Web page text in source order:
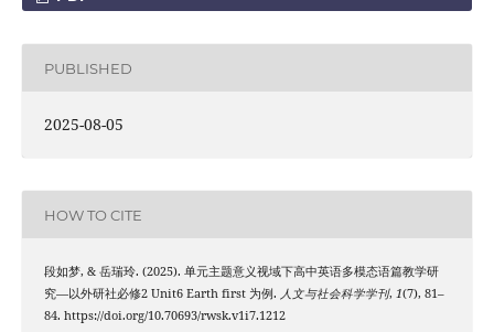
PUBLISHED
2025-08-05
HOW TO CITE
段如梦, & 岳瑞玲. (2025). 单元主题意义视域下高中英语多模态语篇教学研
究—以外研社必修2 Unit6 Earth first 为例. 人文与社会科学学刊, 1(7), 81–
84. https://doi.org/10.70693/rwsk.v1i7.1212